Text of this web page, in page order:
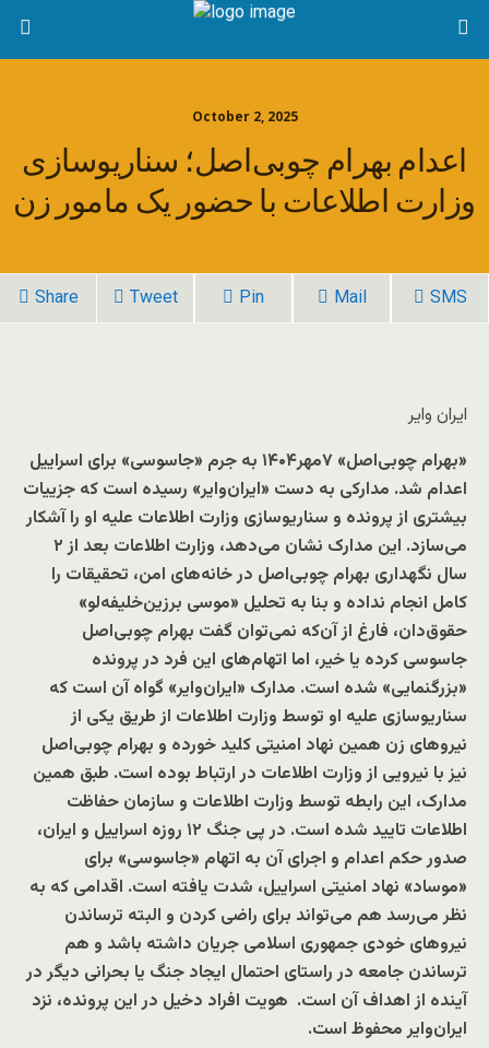
October 2, 2025
اعدام بهرام چوبی‌اصل؛ سناریوسازی
وزارت اطلاعات با حضور یک مامور زن
Share Tweet Pin Mail SMS
ایران وایر
«بهرام چوبی‌اصل» ۷مهر۱۴۰۴ به جرم «جاسوسی» برای اسراییل
اعدام شد. مدارکی به دست «ایران‌وایر» رسیده است که جزییات
بیشتری از پرونده و سناریوسازی وزارت اطلاعات علیه او را آشکار
می‌سازد. این مدارک نشان می‌دهد، وزارت اطلاعات بعد از ۲
سال نگهداری بهرام چوبی‌اصل در خانه‌های امن، تحقیقات را
کامل انجام نداده و بنا به تحلیل «موسی برزین‌خلیفه‌لو»
حقوق‌دان، فارغ از آن‌که نمی‌توان گفت بهرام چوبی‌اصل
جاسوسی کرده یا خیر، اما اتهام‌های این فرد در پرونده
«بزرگنمایی» شده است. مدارک «ایران‌وایر» گواه آن است که
سناریوسازی علیه او توسط وزارت اطلاعات از طریق یکی از
نیروهای زن همین نهاد امنیتی کلید خورده و بهرام چوبی‌اصل
نیز با نیرویی از وزارت اطلاعات در ارتباط بوده است. طبق همین
مدارک، این رابطه توسط وزارت اطلاعات و سازمان حفاظت
اطلاعات تایید شده است. در پی جنگ ۱۲ روزه اسراییل و ایران،
صدور حکم اعدام و اجرای آن به اتهام «جاسوسی» برای
«موساد» نهاد امنیتی اسراییل، شدت یافته است. اقدامی که به
نظر می‌رسد هم می‌تواند برای راضی کردن و البته ترساندن
نیروهای خودی جمهوری اسلامی جریان داشته باشد و هم
ترساندن جامعه در راستای احتمال ایجاد جنگ یا بحرانی دیگر در
آینده از اهداف آن است. هویت افراد دخیل در این پرونده، نزد
ایران‌وایر محفوظ است.